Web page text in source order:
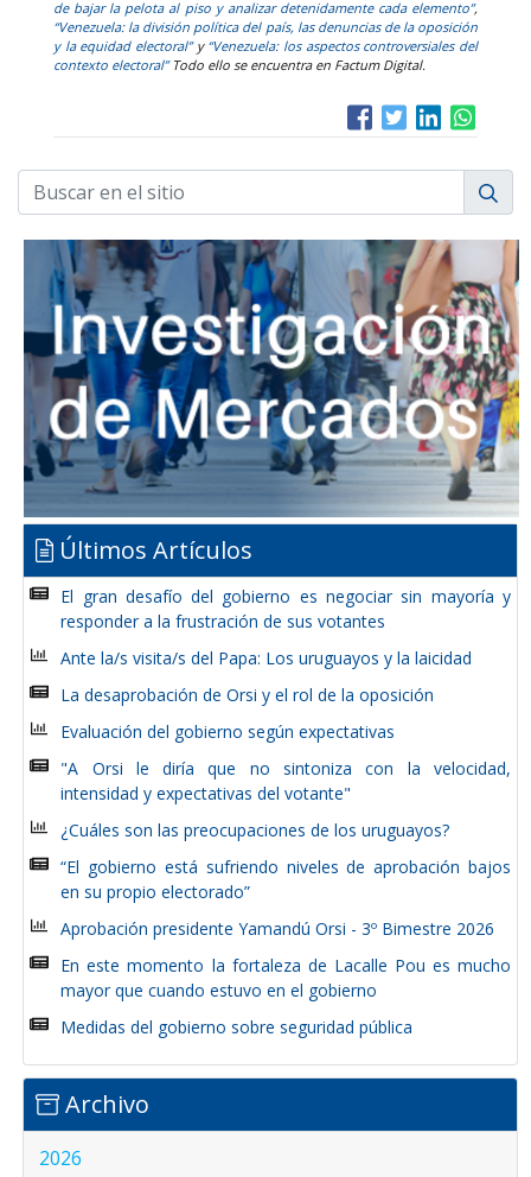
de bajar la pelota al piso y analizar detenidamente cada elemento”,
“Venezuela: la división política del país, las denuncias de la oposición
y la equidad electoral”y “Venezuela: los aspectos controversiales del
contexto electoral”Todo ello se encuentra en Factum Digital.
Últimos Artículos
El gran desafío del gobierno es negociar sin mayoría y
responder a la frustración de sus votantes
Ante la/s visita/s del Papa: Los uruguayos y la laicidad
La desaprobación de Orsi y el rol de la oposición
Evaluación del gobierno según expectativas
"A Orsi le diría que no sintoniza con la velocidad,
intensidad y expectativas del votante"
¿Cuáles son las preocupaciones de los uruguayos?
“El gobierno está sufriendo niveles de aprobación bajos
en su propio electorado”
Aprobación presidente Yamandú Orsi - 3º Bimestre 2026
En este momento la fortaleza de Lacalle Pou es mucho
mayor que cuando estuvo en el gobierno
Medidas del gobierno sobre seguridad pública
Archivo
2026